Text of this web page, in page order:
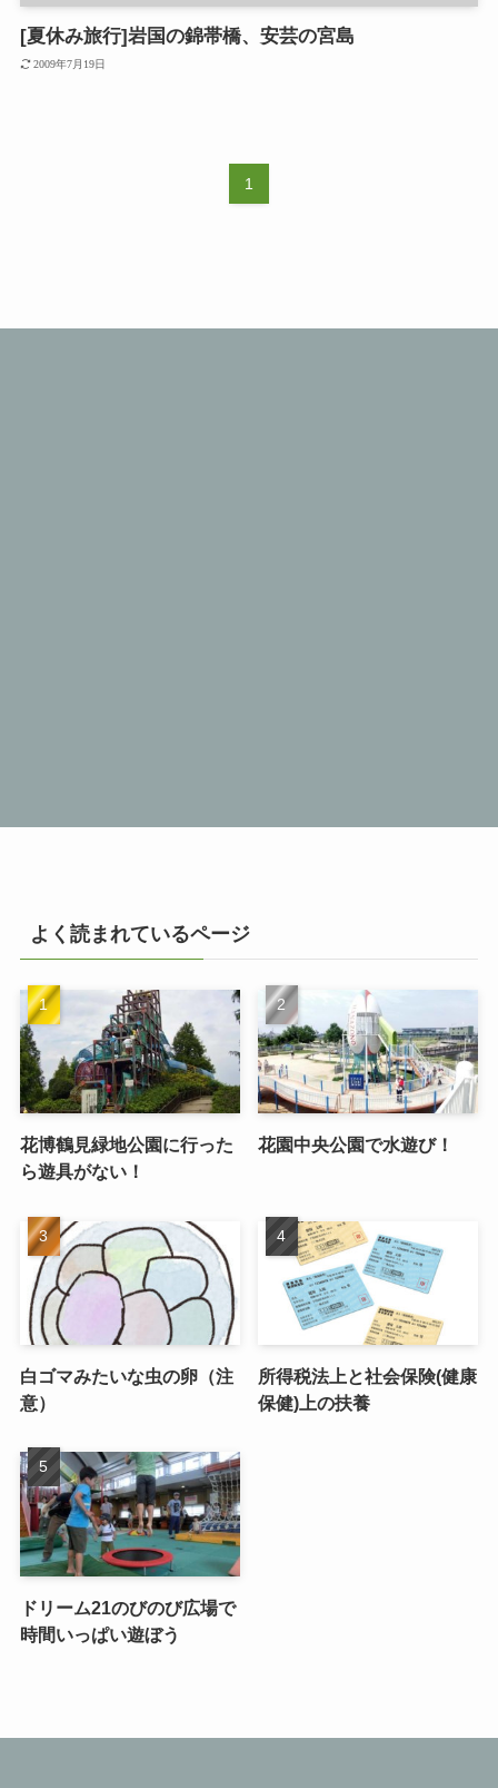
[夏休み旅行]岩国の錦帯橋、安芸の宮島
2009年7月19日
1
よく読まれているページ
花博鶴見緑地公園に行った
ら遊具がない！
花園中央公園で水遊び！
白ゴマみたいな虫の卵（注
意）
所得税法上と社会保険(健康
保健)上の扶養
ドリーム21のびのび広場で
時間いっぱい遊ぼう